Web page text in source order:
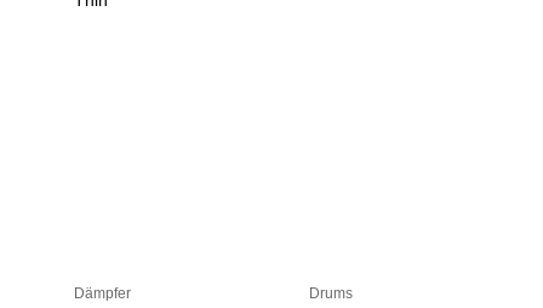
Dämpfer Drums